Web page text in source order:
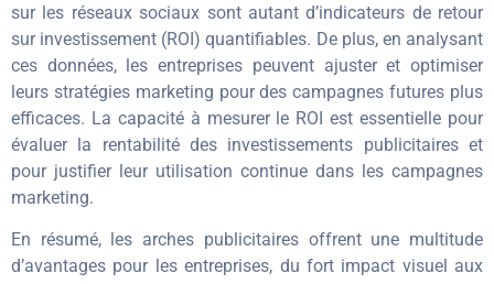
sur les réseaux sociaux sont autant d’indicateurs de retour
sur investissement (ROI) quantifiables. De plus, en analysant
ces données, les entreprises peuvent ajuster et optimiser
leurs stratégies marketing pour des campagnes futures plus
efficaces. La capacité à mesurer le ROI est essentielle pour
évaluer la rentabilité des investissements publicitaires et
pour justifier leur utilisation continue dans les campagnes
marketing.
En résumé, les arches publicitaires offrent une multitude
d’avantages pour les entreprises, du fort impact visuel aux